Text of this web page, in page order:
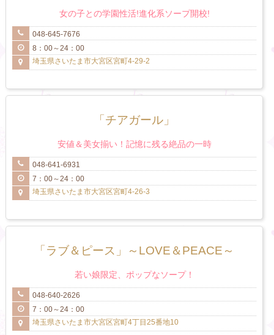
女の子との学園性活!進化系ソープ開校!
048-645-7676
8：00～24：00
埼玉県さいたま市大宮区宮町4-29-2
「チアガール」
安値＆美女揃い！記憶に残る絶品の一時
048-641-6931
7：00～24：00
埼玉県さいたま市大宮区宮町4-26-3
「ラブ＆ピース」～LOVE＆PEACE～
若い娘限定、ポップなソープ！
048-640-2626
7：00～24：00
埼玉県さいたま市大宮区宮町4丁目25番地10